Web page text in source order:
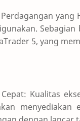
yang
5, yang
Cepat: Kualitas
menyediakan